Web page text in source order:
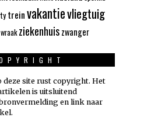
treinvakantievliegtuig
wraak ziekenhuiszwanger
deze site rust copyright. Het
is uitsluitend
en link naar